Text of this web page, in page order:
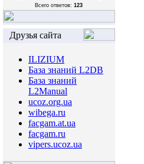
Всего ответов:123
Друзья сайта
ILIZIUM
База знаний L2DB
База знаний
L2Manual
ucoz.org.ua
wibega.ru
facgam.at.ua
facgam.ru
vipers.ucoz.ua